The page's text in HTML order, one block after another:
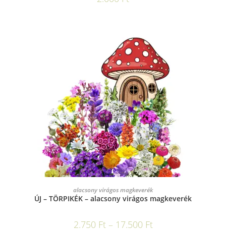
OPCIÓK VÁLASZTÁSA
alacsony virágos magkeverék
ÚJ – TÖRPIKÉK – alacsony virágos magkeverék
2.750 Ft – 17.500 Ft